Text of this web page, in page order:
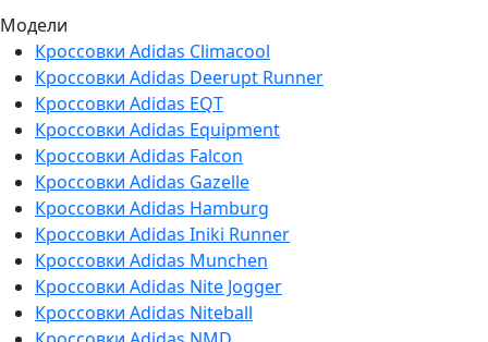
Модели
Кроссовки Adidas Climacool
Кроссовки Adidas Deerupt Runner
Кроссовки Adidas EQT
Кроссовки Adidas Equipment
Кроссовки Adidas Falcon
Кроссовки Adidas Gazelle
Кроссовки Adidas Hamburg
Кроссовки Adidas Iniki Runner
Кроссовки Adidas Munchen
Кроссовки Adidas Nite Jogger
Кроссовки Adidas Niteball